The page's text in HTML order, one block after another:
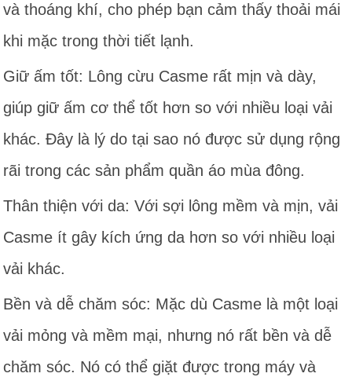
và thoáng khí, cho phép bạn cảm thấy thoải mái
khi mặc trong thời tiết lạnh.
Giữ ấm tốt: Lông cừu Casme rất mịn và dày,
giúp giữ ấm cơ thể tốt hơn so với nhiều loại vải
khác. Đây là lý do tại sao nó được sử dụng rộng
rãi trong các sản phẩm quần áo mùa đông.
Thân thiện với da: Với sợi lông mềm và mịn, vải
Casme ít gây kích ứng da hơn so với nhiều loại
vải khác.
Bền và dễ chăm sóc: Mặc dù Casme là một loại
vải mỏng và mềm mại, nhưng nó rất bền và dễ
chăm sóc. Nó có thể giặt được trong máy và